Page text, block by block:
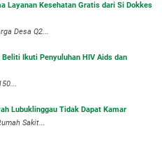
Layanan Kesehatan Gratis dari Si Dokkes
Desa Q2...
Ikuti Penyuluhan HIV Aids dan
Lubuklinggau Tidak Dapat Kamar
Sakit...